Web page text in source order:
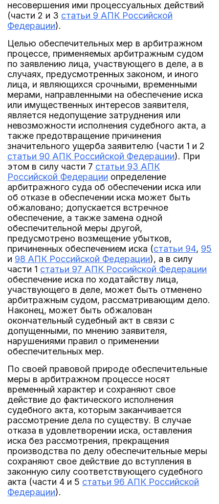
несовершения ими процессуальных действий
(части 2 и 3 статьи 9 АПК Российской
Федерации).
Целью обеспечительных мер в арбитражном
процессе, применяемых арбитражным судом
по заявлению лица, участвующего в деле, а в
случаях, предусмотренных законом, и иного
лица, и являющихся срочными, временными
мерами, направленными на обеспечение иска
или имущественных интересов заявителя,
является недопущение затруднения или
невозможности исполнения судебного акта, а
также предотвращение причинения
значительного ущерба заявителю (части 1 и 2
статьи 90 АПК Российской Федерации). При
этом в силу части 7 статьи 93 АПК
Российской Федерации определение
арбитражного суда об обеспечении иска или
об отказе в обеспечении иска может быть
обжаловано; допускается встречное
обеспечение, а также замена одной
обеспечительной меры другой,
предусмотрено возмещение убытков,
причиненных обеспечением иска (статьи 94, 95
и 98 АПК Российской Федерации), а в силу
части 1 статьи 97 АПК Российской Федерации
обеспечение иска по ходатайству лица,
участвующего в деле, может быть отменено
арбитражным судом, рассматривающим дело.
Наконец, может быть обжалован
окончательный судебный акт в связи с
допущенными, по мнению заявителя,
нарушениями правил о применении
обеспечительных мер.
По своей правовой природе обеспечительные
меры в арбитражном процессе носят
временный характер и сохраняют свое
действие до фактического исполнения
судебного акта, которым заканчивается
рассмотрение дела по существу. В случае
отказа в удовлетворении иска, оставления
иска без рассмотрения, прекращения
производства по делу обеспечительные меры
сохраняют свое действие до вступления в
законную силу соответствующего судебного
акта (части 4 и 5 статьи 96 АПК Российской
Федерации).